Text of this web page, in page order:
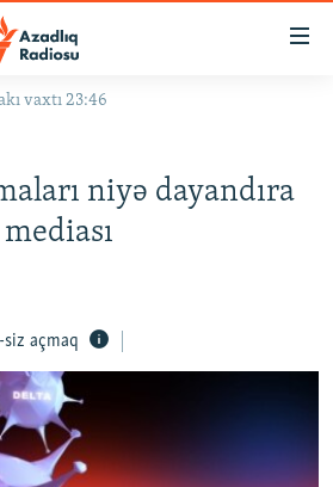
vaxtı 23:46
niyə dayandıra
siz açmaq